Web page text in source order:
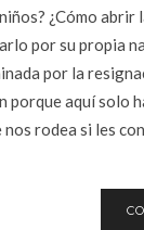
¿Cómo
por su propia
por la
aquí solo
nos rodea si les